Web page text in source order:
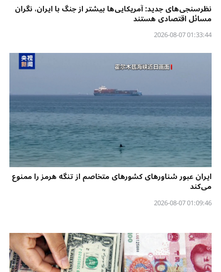
نظرسنجی‌‌های جدید: آمریکایی‌ها بیشتر از جنگ با ایران، نگران
مسائل اقتصادی هستند
01:33:44 2026-08-07
ایران عبور شناورهای کشورهای متخاصم از تنگه هرمز را ممنوع
می‌کند
01:09:46 2026-08-07